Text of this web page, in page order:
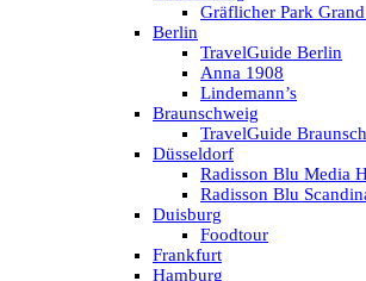
Gräflicher Park
Berlin
TravelGuide Berlin
Anna 1908
Lindemann’s
Braunschweig
TravelGuide
Düsseldorf
Radisson Blu Media
Radisson Blu
Duisburg
Foodtour
Frankfurt
Hamburg